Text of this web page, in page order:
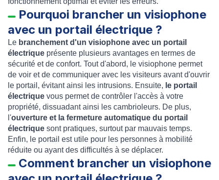
Pourquoi brancher un visiophone
avec un portail électrique ?
Le branchement d'un visiophone avec un portail
électrique présente plusieurs avantages en termes de
sécurité et de confort. Tout d'abord, le visiophone permet
de voir et de communiquer avec les visiteurs avant d'ouvrir
le portail, évitant ainsi les intrusions. Ensuite, le portail
électrique vous permet de contrôler l'accès à votre
propriété, dissuadant ainsi les cambrioleurs. De plus,
l'ouverture et la fermeture automatique du portail
électrique sont pratiques, surtout par mauvais temps.
Enfin, le portail est utile pour les personnes à mobilité
réduite ou ayant des difficultés à se déplacer.
Comment brancher un visiophone